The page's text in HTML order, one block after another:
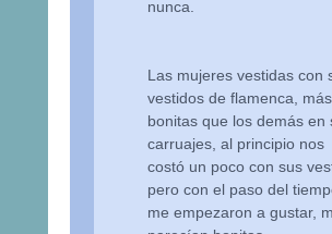
nunca.
Las mujeres vestidas con
vestidos de flamenca, más
bonitas que los demás en
carruajes, al principio nos
costó un poco con sus
pero con el paso del
me empezaron a gustar,